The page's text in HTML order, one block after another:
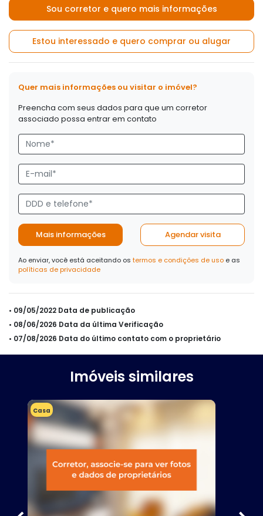
Sou corretor e quero mais informações
Estou interessado e quero comprar ou alugar
Quer mais informações ou visitar o imóvel?
Preencha com seus dados para que um corretor
associado possa entrar em contato
Mais informações Agendar visita
Ao enviar, você está aceitando os termos e condições de uso e as
políticas de privacidade
• 09/05/2022 Data de publicação
• 08/06/2026 Data da última Verificação
• 07/08/2026 Data do último contato com o proprietário
Imóveis similares
Casa